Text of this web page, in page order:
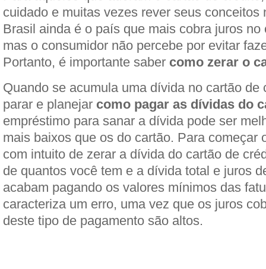
cuidado e muitas vezes rever seus conceitos
Brasil ainda é o país que mais cobra juros no
mas o consumidor não percebe por evitar
Portanto, é importante saber como zerar o
Quando se acumula uma dívida no cartão de
parar e planejar como pagar as dívidas do
empréstimo para sanar a dívida pode ser
mais baixos que os do cartão. Para começar
com intuito de zerar a dívida do cartão de
de quantos você tem e a dívida total e juros
acabam pagando os valores mínimos das
caracteriza um erro, uma vez que os juros
deste tipo de pagamento são altos.